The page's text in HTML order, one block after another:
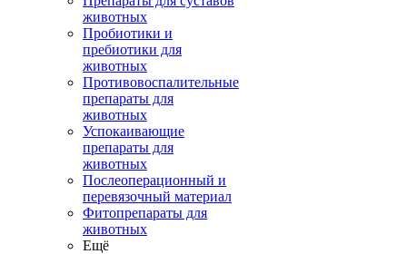
животных
Пробиотики и
пребиотики для
животных
Противовоспалительные
препараты для
животных
Успокаивающие
препараты для
животных
Послеоперационный и
перевязочный материал
Фитопрепараты для
животных
Ещё